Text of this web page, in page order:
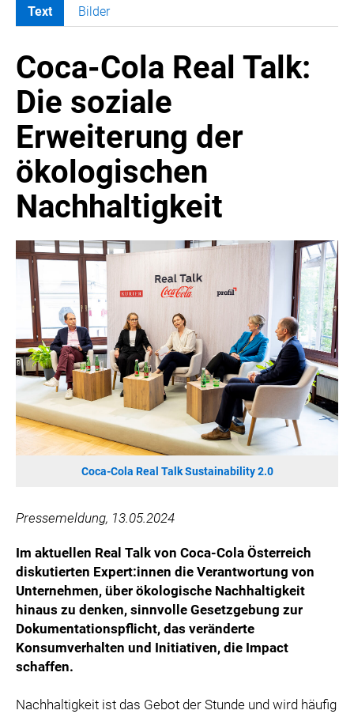
MELDUNGEN
COCA-COLA
Coca-Cola CUP
COCA-COLA HBC ÖSTERREICH
RÖMERQUELLE
ÖSTERREICHISCHE SPORTHILFE
KESCH
BARFLY'S CLUB
CULINARIUS
RECYCLEMICH-INITIATIVE
VIER HOCH VIER
ALFIES
HANNERSBERG
WILHELM-EXNER-MEDAILLEN STIFTUNG
ADMIRAL SPORTWETTEN
EWP RECYCLING PFAND ÖSTERREICH
ANNEMARIE CHARITY
IMPERIAL MARKETS
SPECIAL OLYMPICS ÖSTERREICH
MEDIA
LOGOS
PRESSEKONTAKT
Text Bilder
Coca-Cola Real Talk:
Die soziale
Erweiterung der
ökologischen
Nachhaltigkeit
Coca-Cola Real Talk Sustainability 2.0
Pressemeldung, 13.05.2024
Im aktuellen Real Talk von Coca-Cola Österreich
diskutierten Expert:innen die Verantwortung von
Unternehmen, über ökologische Nachhaltigkeit
hinaus zu denken, sinnvolle Gesetzgebung zur
Dokumentationspflicht, das veränderte
Konsumverhalten und Initiativen, die Impact
schaffen.
Nachhaltigkeit ist das Gebot der Stunde und wird häufig